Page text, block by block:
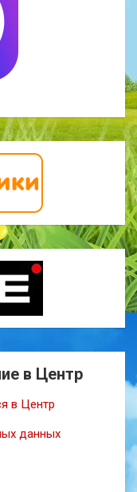
в Центр
в Центр
данных